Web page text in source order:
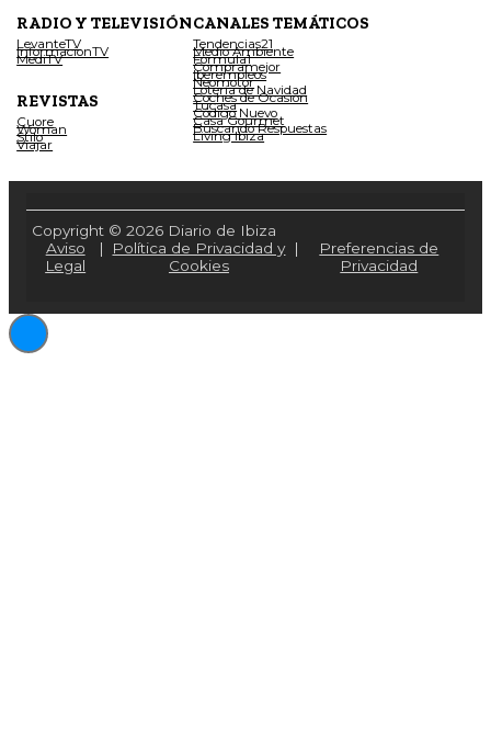
RADIO Y TELEVISIÓN
LevanteTV
InformacionTV
MediTV
REVISTAS
Cuore
Woman
Stilo
Viajar
CANALES TEMÁTICOS
Tendencias21
Medio Ambiente
Fórmula1
Compramejor
Iberempleos
Neomotor
Lotería de Navidad
Coches de Ocasión
Tucasa
Código Nuevo
Casa Gourmet
Buscando Respuestas
Living Ibiza
Copyright © 2026 Diario de Ibiza
Aviso
Legal
|
Política de Privacidad y
Cookies
|
Preferencias de
Privacidad